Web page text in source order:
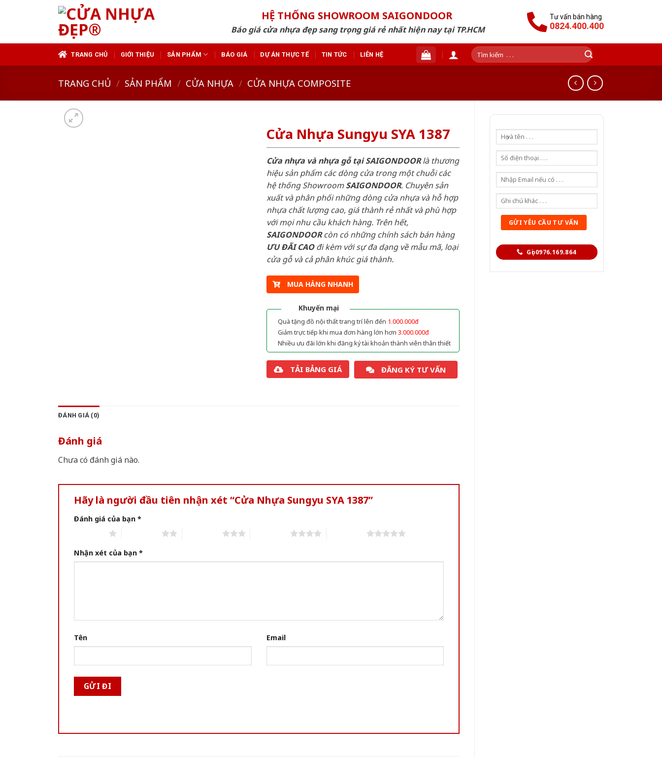
HỆ THỐNG SHOWROOM SAIGONDOOR
Báo giá cửa nhựa đẹp sang trọng giá rẻ nhất hiện nay tại TP.HCM
Tư vấn bán hàng
0824.400.400
TRANG CHỦ GIỚI THIỆU SẢN PHẨM BÁO GIÁ DỰ ÁN THỰC TẾ TIN TỨC LIÊN HỆ
Tìm
kiếm:
TRANG CHỦ / SẢN PHẨM / CỬA NHỰA / CỬA NHỰA COMPOSITE
Gọi 0976.169.864
Cửa Nhựa Sungyu SYA 1387
Cửa nhựa và nhựa gỗ tại SAIGONDOORlà thương
hiệu sản phẩm các dòng cửa trong một chuỗi các
hệ thống ShowroomSAIGONDOOR. Chuyên sản
xuất và phân phối những dòng cửa nhựa và hỗ hợp
nhựa chất lượng cao, giá thành rẻ nhất và phù hợp
với mọi nhu cầu khách hàng. Trên hết,
SAIGONDOORcòn có những chính sách bán hàng
ƯU ĐÃI CAOđi kèm với sự đa dạng về mẫu mã, loại
cửa gỗ và cả phân khúc giá thành.
MUA HÀNG NHANH
Khuyến mại
Quà tặng đồ nội thất trang trí lên đến 1.000.000đ
Giảm trực tiếp khi mua đơn hàng lớn hơn 3.000.000đ
Nhiều ưu đãi lớn khi đăng ký tài khoản thành viên thân thiết
TẢI BẢNG GIÁ ĐĂNG KÝ TƯ VẤN
ĐÁNH GIÁ (0)
Đánh giá
Chưa có đánh giá nào.
Hãy là người đầu tiên nhận xét “Cửa Nhựa Sungyu SYA 1387”
Đánh giá của bạn *
Nhận xét của bạn *
Tên Email